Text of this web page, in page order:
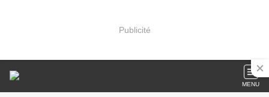
Publicité
MENU